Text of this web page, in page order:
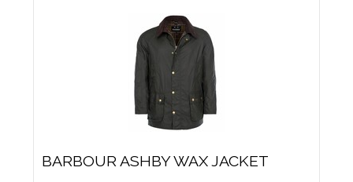
BARBOUR ASHBY WAX JACKET